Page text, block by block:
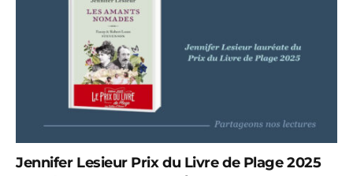
Jennifer Lesieur Prix du Livre de Plage 2025